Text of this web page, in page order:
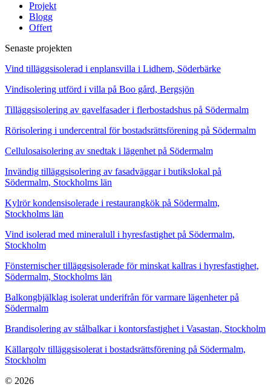
Projekt
Blogg
Offert
Senaste projekten
Vind tilläggsisolerad i enplansvilla i Lidhem, Söderbärke
Vindisolering utförd i villa på Boo gård, Bergsjön
Tilläggsisolering av gavelfasader i flerbostadshus på Södermalm
Rörisolering i undercentral för bostadsrättsförening på Södermalm
Cellulosaisolering av snedtak i lägenhet på Södermalm
Invändig tilläggsisolering av fasadväggar i butikslokal på
Södermalm, Stockholms län
Kylrör kondensisolerade i restaurangkök på Södermalm,
Stockholms län
Vind isolerad med mineralull i hyresfastighet på Södermalm,
Stockholm
Fönsternischer tilläggsisolerade för minskat kallras i hyresfastighet,
Södermalm, Stockholms län
Balkongbjälklag isolerat underifrån för varmare lägenheter på
Södermalm
Brandisolering av stålbalkar i kontorsfastighet i Vasastan, Stockholm
Källargolv tilläggsisolerat i bostadsrättsförening på Södermalm,
Stockholm
© 2026